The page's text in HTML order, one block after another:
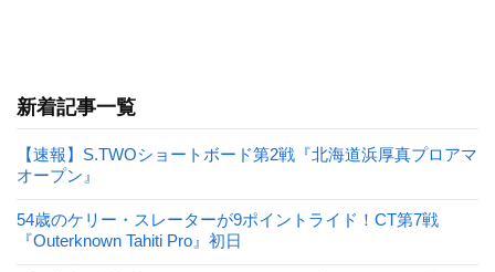
新着記事一覧
【速報】S.TWOショートボード第2戦『北海道浜厚真プロアマ
オープン』
54歳のケリー・スレーターが9ポイントライド！CT第7戦
『Outerknown Tahiti Pro』初日